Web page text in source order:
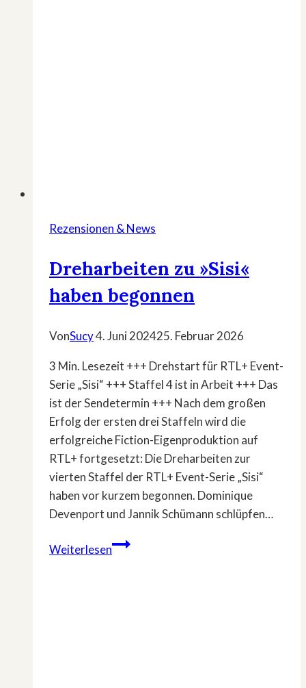
Rezensionen & News
Dreharbeiten zu »Sisi«
haben begonnen
VonSucy4. Juni 202425. Februar 2026
3 Min. Lesezeit +++ Drehstart für RTL+ Event-
Serie „Sisi“ +++ Staffel 4 ist in Arbeit +++ Das
ist der Sendetermin +++ Nach dem großen
Erfolg der ersten drei Staffeln wird die
erfolgreiche Fiction-Eigenproduktion auf
RTL+ fortgesetzt: Die Dreharbeiten zur
vierten Staffel der RTL+ Event-Serie „Sisi“
haben vor kurzem begonnen. Dominique
Devenport und Jannik Schümann schlüpfen…
WeiterlesenDreharbeiten